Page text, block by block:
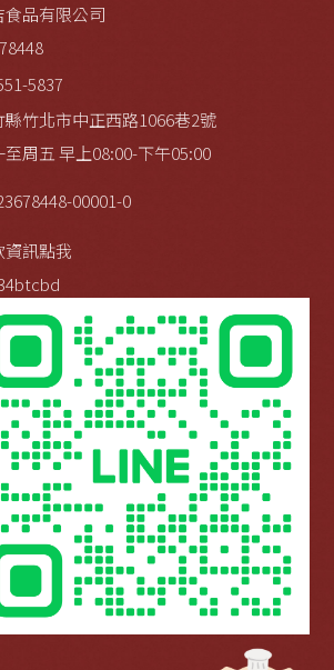
食品有限公司
5837
縣竹北市中正西路1066巷2號
至周五 早上08:00-下午05:00
00001-0
資訊點我